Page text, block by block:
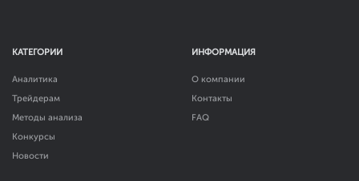
КАТЕГОРИИ
Аналитика
Трейдерам
Методы анализа
Конкурсы
Новости
ИНФОРМАЦИЯ
О компании
Контакты
FAQ